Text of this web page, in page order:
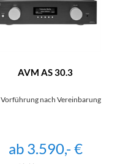
AVM AS 30.3
Vorführung nach Vereinbarung
ab 3.590,- €